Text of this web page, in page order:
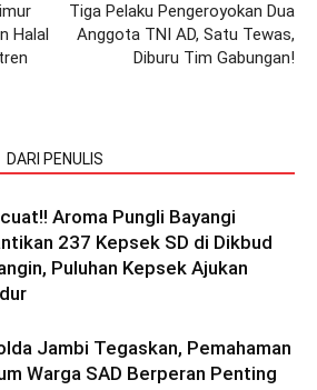
Halal
Tiga Pelaku Pengeroyokan Dua
Anggota TNI AD, Satu Tewas,
Diburu Tim Gabungan!
DARI PENULIS
Aroma Pungli Bayangi
237 Kepsek SD di Dikbud
Puluhan Kepsek Ajukan
Jambi Tegaskan, Pemahaman
Warga SAD Berperan Penting